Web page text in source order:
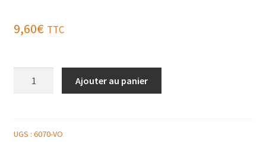
9,60€ TTC
FOIE
Ajouter au panier
UGS : 6070-VO